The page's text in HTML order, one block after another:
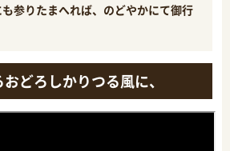
参りたまへれば、のどやかにて御行
おどろしかりつる風に、